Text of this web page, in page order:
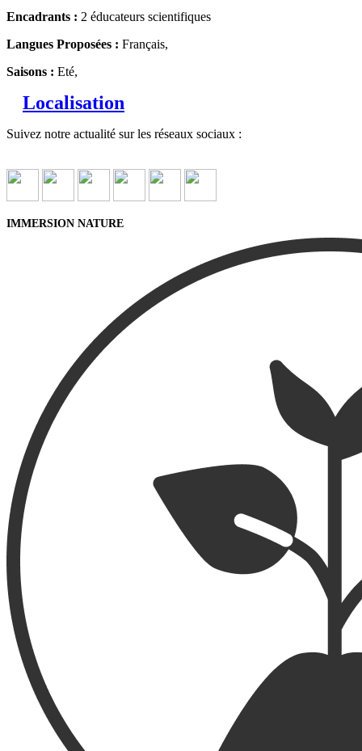
Encadrants : 2 éducateurs scientifiques
Langues Proposées : Français,
Saisons : Eté,
Localisation
Suivez notre actualité sur les réseaux sociaux :
IMMERSION NATURE